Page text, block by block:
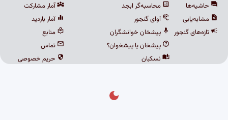
حاشیه‌ها
مشابه‌یابی
تازه‌های گنجور
محاسبه‌گر ابجد
آوای گنجور
پیشخان خوانشگران
پیشخان یا پیشخوان؟
نسکبان
آمار مشارکت
آمار بازدید
منابع
تماس
حریم خصوصی